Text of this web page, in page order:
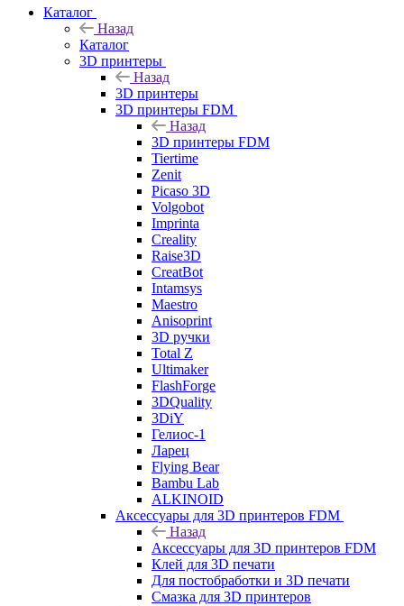
Каталог
Назад
Каталог
3D принтеры
Назад
3D принтеры
3D принтеры FDM
Назад
3D принтеры FDM
Tiertime
Zenit
Picaso 3D
Volgobot
Imprinta
Creality
Raise3D
CreatBot
Intamsys
Maestro
Anisoprint
3D ручки
Total Z
Ultimaker
FlashForge
3DQuality
3DiY
Гелиос-1
Ларец
Flying Bear
Bambu Lab
ALKINOID
Аксессуары для 3D принтеров FDM
Назад
Аксессуары для 3D принтеров FDM
Клей для 3D печати
Для постобработки и 3D печати
Смазка для 3D принтеров